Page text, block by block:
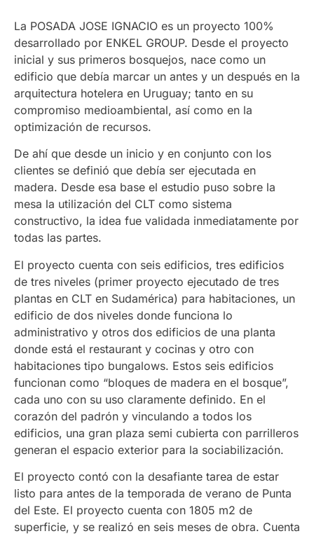
La POSADA JOSE IGNACIO es un proyecto 100%
desarrollado por ENKEL GROUP. Desde el proyecto
inicial y sus primeros bosquejos, nace como un
edificio que debía marcar un antes y un después en la
arquitectura hotelera en Uruguay; tanto en su
compromiso medioambiental, así como en la
optimización de recursos.
De ahí que desde un inicio y en conjunto con los
clientes se definió que debía ser ejecutada en
madera. Desde esa base el estudio puso sobre la
mesa la utilización del CLT como sistema
constructivo, la idea fue validada inmediatamente por
todas las partes.
El proyecto cuenta con seis edificios, tres edificios
de tres niveles (primer proyecto ejecutado de tres
plantas en CLT en Sudamérica) para habitaciones, un
edificio de dos niveles donde funciona lo
administrativo y otros dos edificios de una planta
donde está el restaurant y cocinas y otro con
habitaciones tipo bungalows. Estos seis edificios
funcionan como “bloques de madera en el bosque”,
cada uno con su uso claramente definido. En el
corazón del padrón y vinculando a todos los
edificios, una gran plaza semi cubierta con parrilleros
generan el espacio exterior para la sociabilización.
El proyecto contó con la desafiante tarea de estar
listo para antes de la temporada de verano de Punta
del Este. El proyecto cuenta con 1805 m2 de
superficie, y se realizó en seis meses de obra. Cuenta